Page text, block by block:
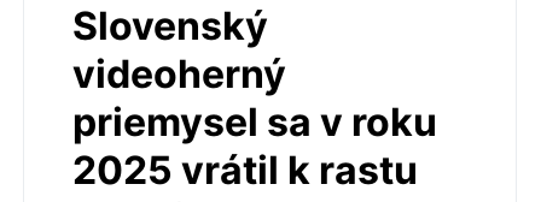
Slovenský
videoherný
priemysel sa v roku
2025 vrátil k rastu